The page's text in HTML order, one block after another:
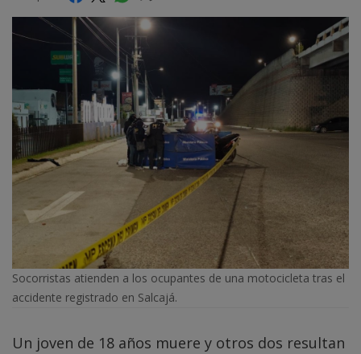
Socorristas atienden a los ocupantes de una motocicleta tras el
accidente registrado en Salcajá.
Un joven de 18 años muere y otros dos resultan